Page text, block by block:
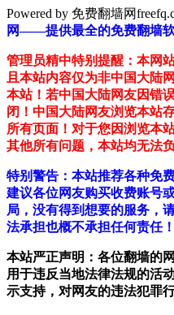
Powered by 免费翻墙网
网——提供最全的免费翻墙
管理员精中特别提醒：本网
且本站内容仅为非中国大陆
本站！若中国大陆网友因错
闭！中国大陆网友浏览本站
所有页面！对于您因浏览本
其他所有问题，本站均无法
特别警告：本站推荐各种免
建议各位网友购买收费账号
局，没有得到想要的服务，
法承担也概不承担任何责任！
本站严正声明：各位翻墙的
用于违反当地法律法规的活
示支持，对网友的违法犯罪